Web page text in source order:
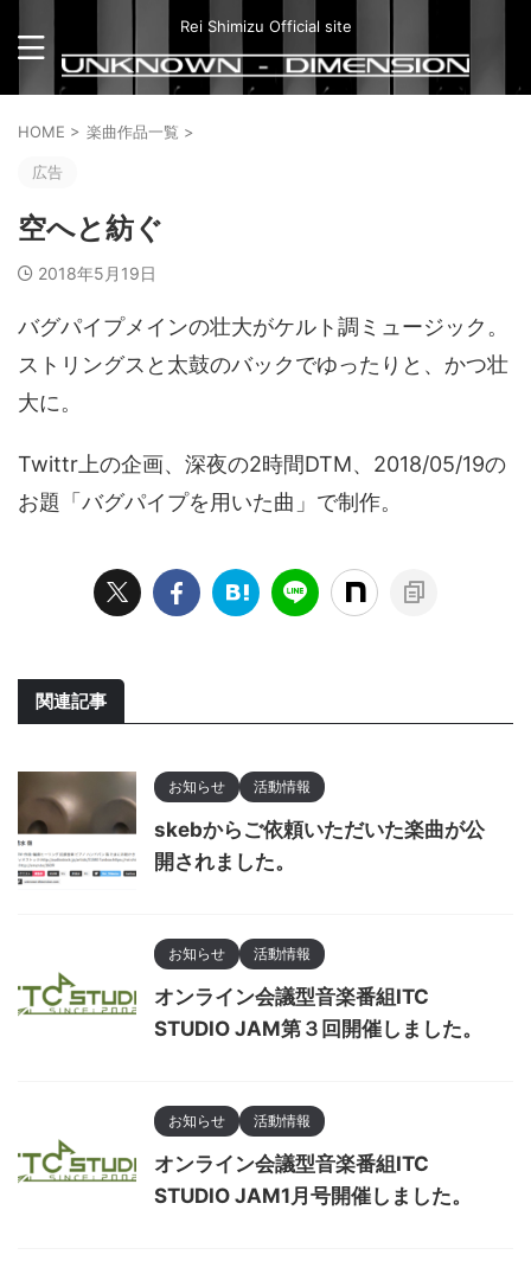
Rei Shimizu Official site
HOME > 楽曲作品一覧 >
広告
空へと紡ぐ
2018年5月19日
バグパイプメインの壮大がケルト調ミュージック。
ストリングスと太鼓のバックでゆったりと、かつ壮
大に。
Twittr上の企画、深夜の2時間DTM、2018/05/19の
お題「バグパイプを用いた曲」で制作。
関連記事
お知らせ 活動情報
skebからご依頼いただいた楽曲が公
開されました。
お知らせ 活動情報
オンライン会議型音楽番組ITC
STUDIO JAM第３回開催しました。
お知らせ 活動情報
オンライン会議型音楽番組ITC
STUDIO JAM1月号開催しました。